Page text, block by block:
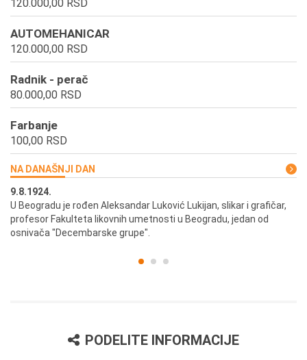
120.000,00 RSD
AUTOMEHANICAR
120.000,00 RSD
Radnik - perač
80.000,00 RSD
Farbanje
100,00 RSD
NA DANAŠNJI DAN
9.8.1924.
U Beogradu je rođen Aleksandar Luković Lukijan, slikar i grafičar,
profesor Fakulteta likovnih umetnosti u Beogradu, jedan od
osnivača "Decembarske grupe".
PODELITE INFORMACIJE